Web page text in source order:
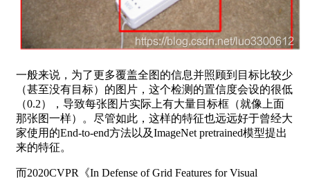
一般来说，为了更多覆盖全图的信息并照顾到目标比较少
（甚至没有目标）的图片，这个检测的置信度会设的很低
（0.2），导致每张图片实际上有大量目标框（就像上面
那张图一样）。尽管如此，这样的特征也远远好于曾经大
家使用的End-to-end方法以及ImageNet pretrained模型提出
来的特征。
而2020CVPR《In Defense of Grid Features for Visual